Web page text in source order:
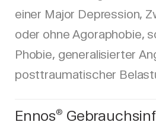
einer Major Depression,
oder ohne Agoraphobie,
Phobie, generalisierter
posttraumatischer
Ennos®